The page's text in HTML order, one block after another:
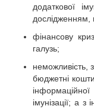
додаткової
фінансову
галузь;
неможливість,
бюджетні
імунізації; а